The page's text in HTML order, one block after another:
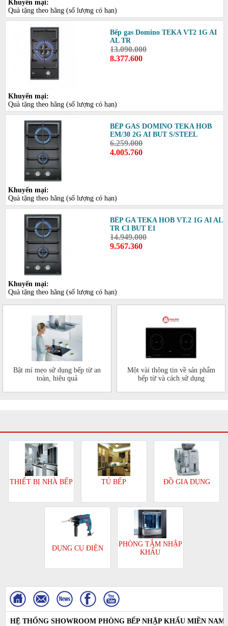
Khuyến mại:
Quà tặng theo hãng (số lượng có hạn)
Bếp gas Domino TEKA VT2 1G AI
AL TR
13.090.000
8.377.600
Khuyến mại:
Quà tặng theo hãng (số lượng có hạn)
BẾP GAS DOMINO TEKA HOB
EM/30 2G AI BUT S/STEEL
6.259.000
4.005.760
Khuyến mại:
Quà tặng theo hãng (số lượng có hạn)
BẾP GA TEKA HOB VT.2 1G AI AL
TR CI BUT E1
14.949.000
9.567.360
Khuyến mại:
Quà tặng theo hãng (số lượng có hạn)
Bật mí mẹo sử dụng bếp từ an
toàn, hiệu quả
Một vài thông tin về sản phẩm
bếp từ và cách sử dụng
THIẾT BỊ NHÀ BẾP TỦ BẾP ĐỒ GIA DỤNG
DỤNG CỤ ĐIỆN
PHÒNG TẮM NHẬP
KHẨU
HỆ THỐNG SHOWROOM PHÒNG BẾP NHẬP KHẨU MIỀN NAM